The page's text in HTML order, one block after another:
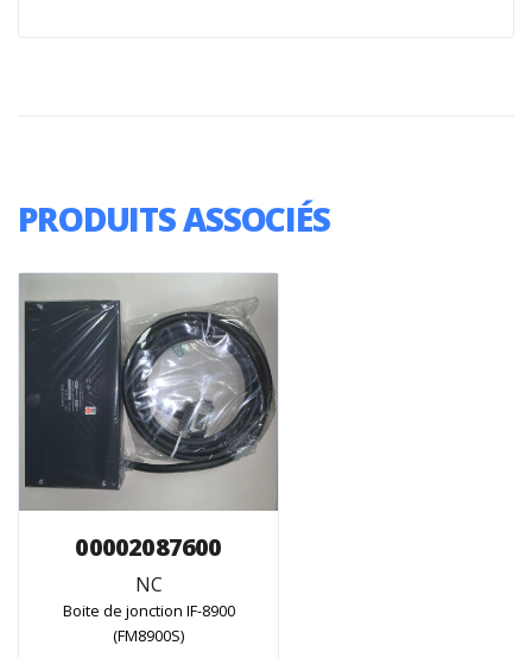
PRODUITS ASSOCIÉS
00002087600
NC
Boite de jonction IF-8900
(FM8900S)